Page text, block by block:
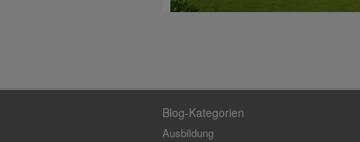
Blog-Kategorien
Ausbildung